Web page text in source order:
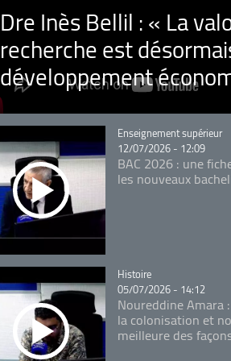
Dre Inès Bellil : « La
recherche est
développement
Catégorie
Enseignement supérieur
12/07/2026 - 12:09
BAC 2026 : une
les nouveaux
Catégorie
Histoire
05/07/2026 - 14:12
Noureddine Amara
la colonisation et
meilleure des